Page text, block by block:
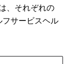
、それぞれの
フサービスヘル